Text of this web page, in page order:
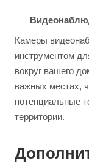
Камеры
инструментом
вокруг вашего
важных местах,
потенциальные
территории.